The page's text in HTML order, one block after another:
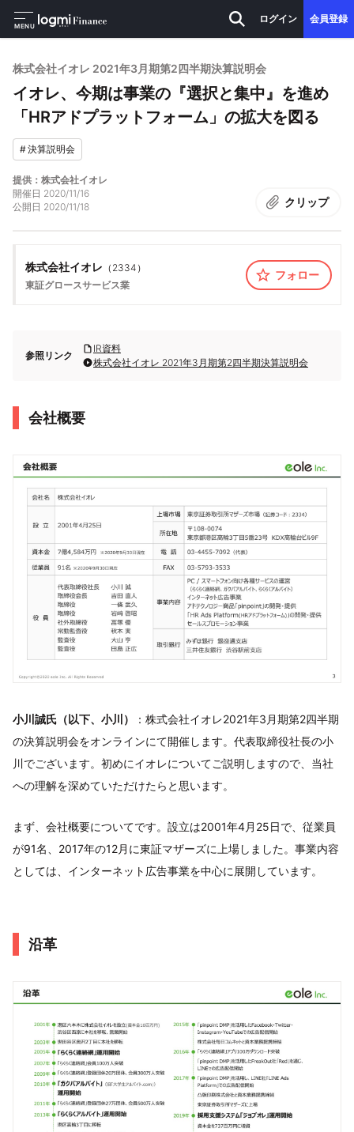
MENU
ログイン 会員登録
株式会社イオレ 2021年3月期第2四半期決算説明会
イオレ、今期は事業の『選択と集中』を進め
「HRアドプラットフォーム」の拡大を図る
#決算説明会
提供：株式会社イオレ
開催日 2020/11/16
公開日 2020/11/18 クリップ
株式会社イオレ （ 2334 ）
東証グロースサービス業
フォロー
参照リンク
IR資料
株式会社イオレ 2021年3月期第2四半期決算説明会
会社概要
小川誠氏（以下、小川）
：株式会社イオレ2021年3月期第2四半期
の決算説明会をオンラインにて開催します。代表取締役社長の小
川でございます。初めにイオレについてご説明しますので、当社
への理解を深めていただけたらと思います。
まず、会社概要についてです。設立は2001年4月25日で、従業員
が91名、2017年の12月に東証マザーズに上場しました。事業内容
としては、インターネット広告事業を中心に展開しています。
沿革